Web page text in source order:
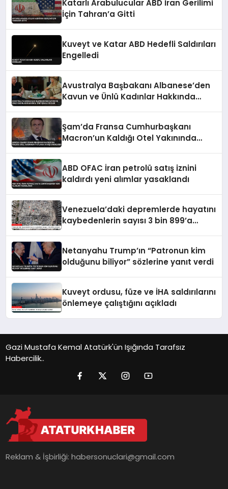
Katarlı Arabulucular ABD İran Gerilimi
İçin Tahran’a Gitti
Kuveyt ve Katar ABD Hedefli Saldırıları
Engelledi
Avustralya Başbakanı Albanese’den
Kavun ve Ünlü Kadınlar Hakkında
Şam’da Fransa Cumhurbaşkanı
Macron’un Kaldığı Otel Yakınında
ABD OFAC İran petrolü satış iznini
kaldırdı yeni alımlar yasaklandı
Venezuela’daki depremlerde hayatını
kaybedenlerin sayısı 3 bin 899’a
Netanyahu Trump’ın “Patronun kim
olduğunu biliyor” sözlerine yanıt verdi
Kuveyt ordusu, füze ve İHA saldırılarını
önlemeye çalıştığını açıkladı
Gazi Mustafa Kemal Atatürk'ün Işığında Tarafsız
Habercilik..
Reklam & İşbirliği:habersonuclari@gmail.com